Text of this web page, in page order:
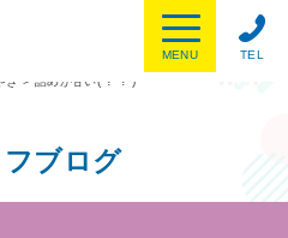
TEL
MENU
き > 詰めが甘い( ߹꒳​߹ )
ブログ